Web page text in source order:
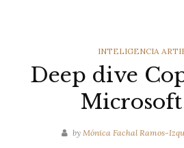
CATEGORIES
INTELIGENCIA
Deep dive
by Mónica Fachal Ramos-